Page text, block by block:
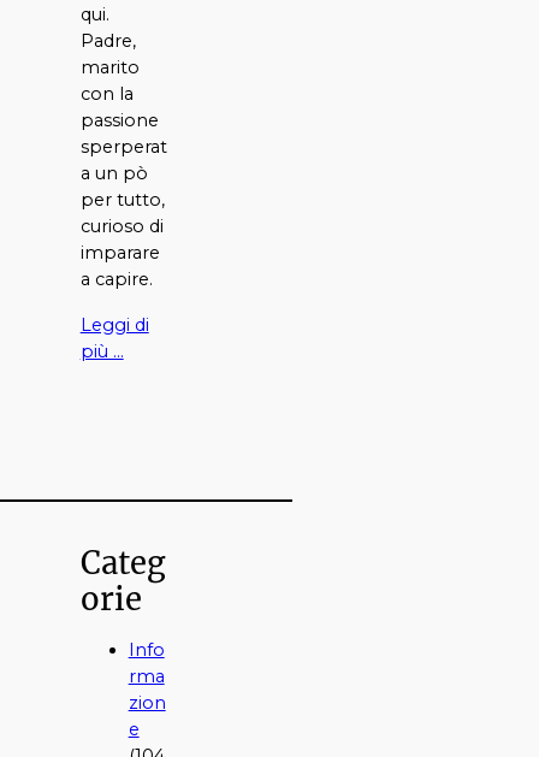
qui.
Padre,
marito
con la
passione
sperperat
a un pò
per tutto,
curioso di
imparare
a capire.
Leggi di
più …
Categ
orie
Info
rma
zion
e